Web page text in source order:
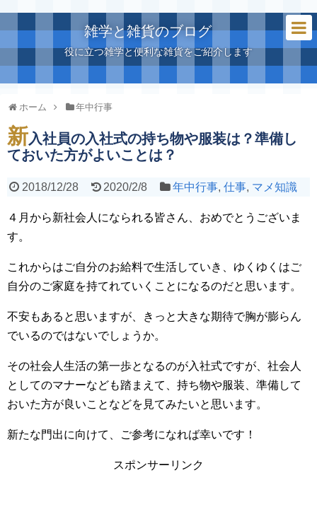
雑学と雑貨のブログ
役に立つ雑学と便利な雑貨をご紹介します
ホーム 年中行事
新入社員の入社式の持ち物や服装は？準備し
ておいた方がよいことは？
2018/12/28 2020/2/8 年中行事,仕事, マメ知識
４月から新社会人になられる皆さん、おめでとうございま
す。
これからはご自分のお給料で生活していき、ゆくゆくはご
自分のご家庭を持てれていくことになるのだと思います。
不安もあると思いますが、きっと大きな期待で胸が膨らん
でいるのではないでしょうか。
その社会人生活の第一歩となるのが入社式ですが、社会人
としてのマナーなども踏まえて、持ち物や服装、準備して
おいた方が良いことなどを見てみたいと思います。
新たな門出に向けて、ご参考になれば幸いです！
スポンサーリンク